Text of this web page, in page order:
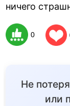
ничего
0
Не
или